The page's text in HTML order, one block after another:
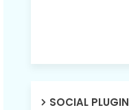
SOCIAL PLUGIN